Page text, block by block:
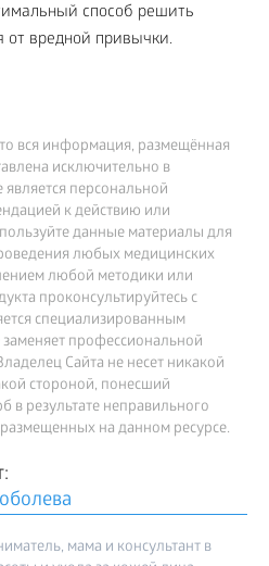
способ решить
от вредной привычки.
вся информация, размещённая
исключительно в
персональной
к действию или
данные материалы для
любых медицинских
любой методики или
проконсультируйтесь с
специализированным
профессиональной
Сайта не несет никакой
стороной, понесший
результате неправильного
на данном ресурсе.
мама и консультант в